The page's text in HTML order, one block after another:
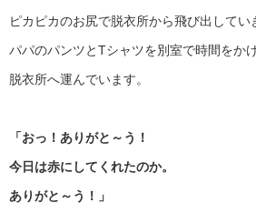
ピカピカのお尻で脱衣所から飛び出してい
パパのパンツとTシャツを別室で時間をか
脱衣所へ運んでいます。
「おっ！ありがと～う！
今日は赤にしてくれたのか。
ありがと～う！」